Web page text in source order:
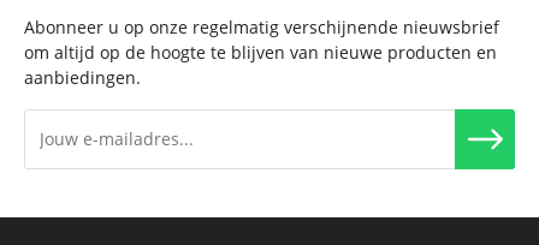
Abonneer u op onze regelmatig verschijnende nieuwsbrief
om altijd op de hoogte te blijven van nieuwe producten en
aanbiedingen.